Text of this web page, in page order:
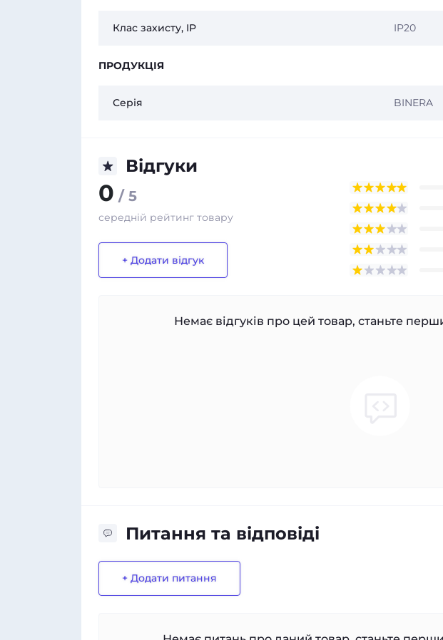
Клас захисту, IP IP20
ПРОДУКЦІЯ
Серія BINERA
Відгуки
0 / 5
середній рейтинг товару
+ Додати відгук
Немає відгуків про цей товар, станьте
Питання та відповіді
+ Додати питання